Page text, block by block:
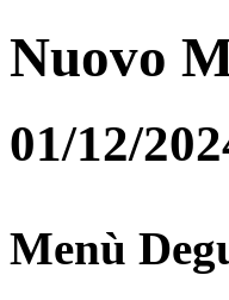
Nuovo
01/12/
Menù